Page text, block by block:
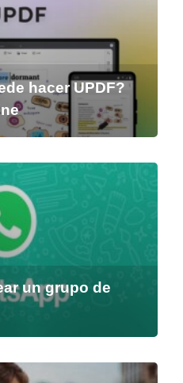
hacer UPDF?
un grupo de